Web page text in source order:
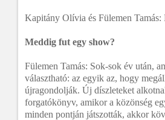
Kapitány Olívia és Fülemen Tamás:
Meddig fut egy show?
Fülemen Tamás: Sok-sok év után,
választható: az egyik az, hogy
újragondolják. Új díszleteket
forgatókönyv, amikor a közönség
minden pontján játszották, akkor